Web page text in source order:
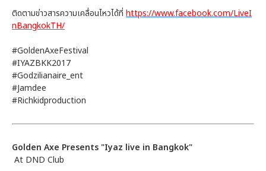
ติดตามข่าวสารความเคลื่อนไหวได้ที่ https://www.facebook.com/LiveI
nBangkokTH/
#GoldenAxeFestival
#IYAZBKK2017
#Godzilianaire_ent
#Jamdee
#Richkidproduction
Golden Axe Presents "Iyaz live in Bangkok"
At DND Club